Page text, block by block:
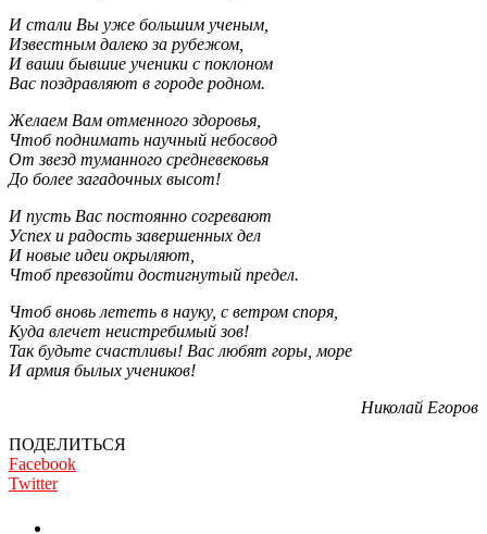
И стали Вы уже большим ученым,
Известным далеко за рубежом,
И ваши бывшие ученики с поклоном
Вас поздравляют в городе родном.
Желаем Вам отменного здоровья,
Чтоб поднимать научный небосвод
От звезд туманного средневековья
До более загадочных высот!
И пусть Вас постоянно согревают
Успех и радость завершенных дел
И новые идеи окрыляют,
Чтоб превзойти достигнутый предел.
Чтоб вновь лететь в науку, с ветром споря,
Куда влечет неистребимый зов!
Так будьте счастливы! Вас любят горы, море
И армия былых учеников!
Николай Егоров
ПОДЕЛИТЬСЯ
Facebook
Twitter